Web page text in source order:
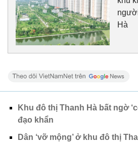
Hà
Khu đô thị Thanh Hà bất ngờ
đạo khẩn
Dân ‘vỡ mộng’ ở khu đô thị